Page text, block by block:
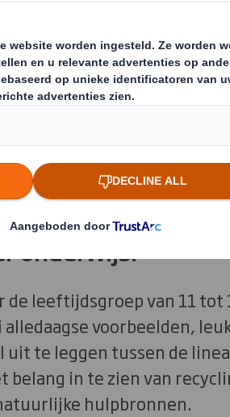
COP26,
de circulaire
te
zijn er geen
aan het
Economie voor
onderwijs?
leeftijdsgroep van 11 tot
alledaagse voorbeelden,
uit te leggen tussen de
in te zien van
hulpbronnen.